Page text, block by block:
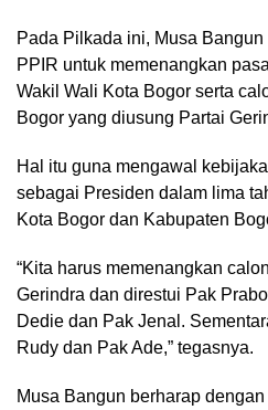
Pada Pilkada ini, Musa
PPIR untuk memenangkan
Wakil Wali Kota Bogor serta
Bogor yang diusung Partai
Hal itu guna mengawal
sebagai Presiden dalam lima
Kota Bogor dan Kabupaten
“Kita harus memenangkan
Gerindra dan direstui Pak
Dedie dan Pak Jenal.
Rudy dan Pak Ade,” tegasnya.
Musa Bangun berharap